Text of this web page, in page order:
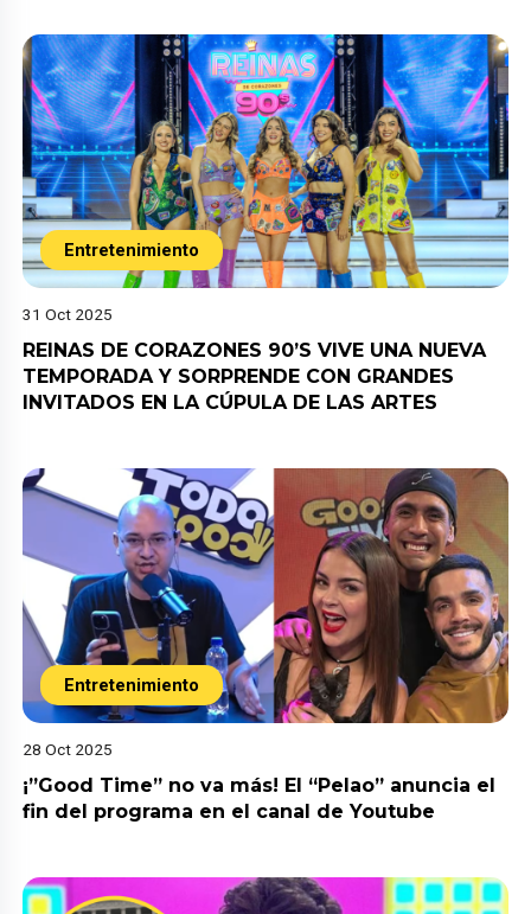
Entretenimiento
31 Oct 2025
REINAS DE CORAZONES 90’S VIVE UNA NUEVA
TEMPORADA Y SORPRENDE CON GRANDES
INVITADOS EN LA CÚPULA DE LAS ARTES
Entretenimiento
28 Oct 2025
¡”Good Time” no va más! El “Pelao” anuncia el
fin del programa en el canal de Youtube